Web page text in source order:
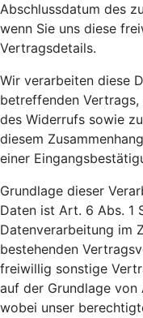
Abschlussdatum des
wenn Sie uns diese
Vertragsdetails.
Wir verarbeiten diese
betreffenden
des Widerrufs sowie
diesem
einer
Grundlage dieser
Daten ist Art. 6 Abs. 1
Datenverarbeitung im
bestehenden
freiwillig sonstige
auf der Grundlage von
wobei unser